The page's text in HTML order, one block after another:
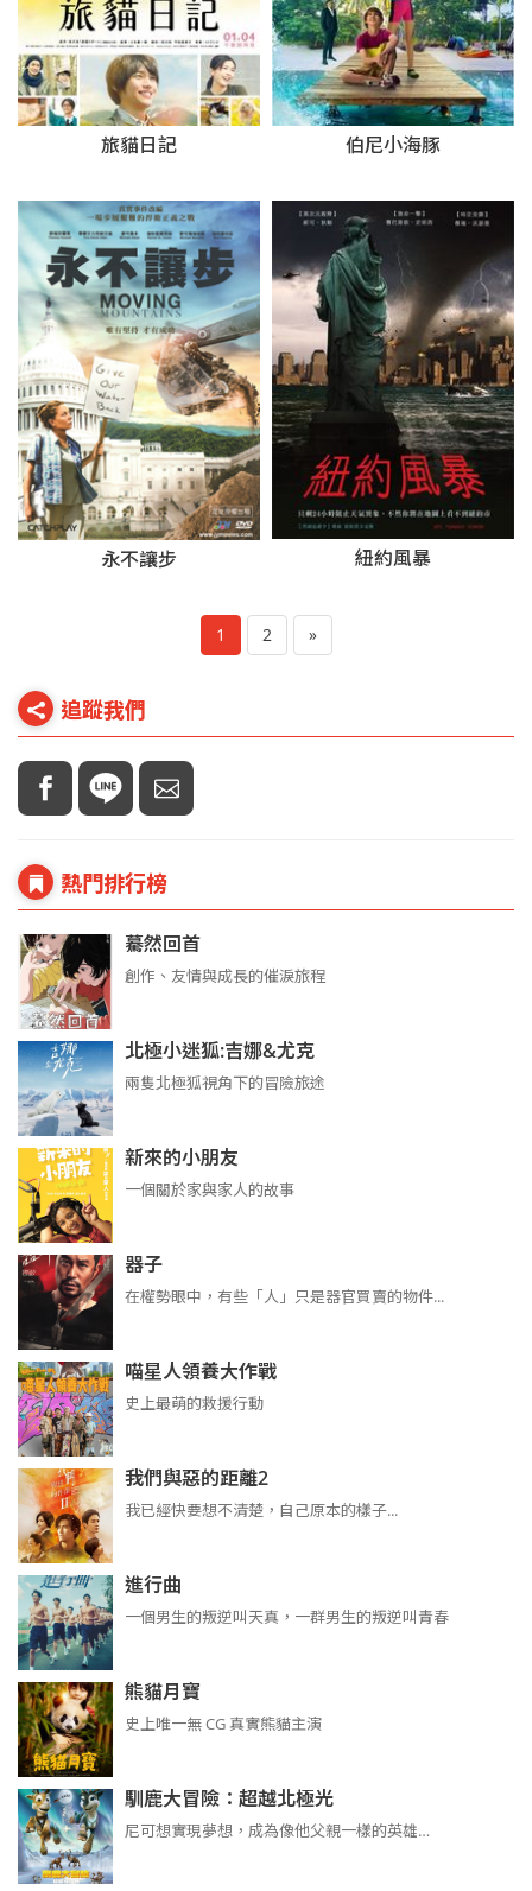
旅貓日記 伯尼小海豚
永不讓步 紐約風暴
1 2 »
追蹤我們
熱門排行榜
驀然回首
創作、友情與成長的催淚旅程
北極小迷狐:吉娜&尤克
兩隻北極狐視角下的冒險旅途
新來的小朋友
一個關於家與家人的故事
器子
在權勢眼中，有些「人」只是器官買賣的物件...
喵星人領養大作戰
史上最萌的救援行動
我們與惡的距離2
我已經快要想不清楚，自己原本的樣子...
進行曲
​​​一個男生的叛逆叫天真，一群男生的叛逆叫青春
熊貓月寶
史上唯一無 CG 真實熊貓主演
馴鹿大冒險：超越北極光
尼可想實現夢想，成為像他父親一樣的英雄…